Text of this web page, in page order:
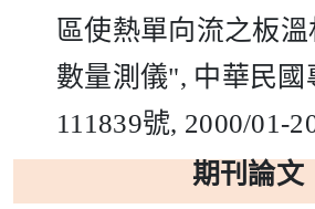
區使熱單向流之板
數量測儀", 中華民國
111839號, 2000/01-
期刊論文